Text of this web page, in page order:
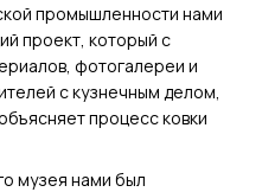
промышленности нами
проект, который с
фотогалереи и
с кузнечным делом,
процесс ковки
музея нами был